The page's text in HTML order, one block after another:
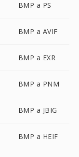
BMP a PS
BMP a AVIF
BMP a EXR
BMP a PNM
BMP a JBIG
BMP a HEIF